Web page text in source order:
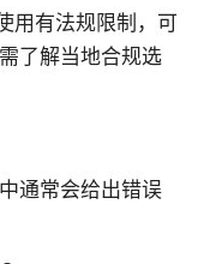
用有法规限制，可
了解当地合规选
通常会给出错误